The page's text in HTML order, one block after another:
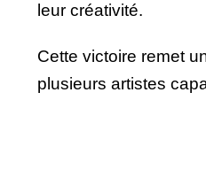
leur créativité.
Cette victoire remet
plusieurs artistes